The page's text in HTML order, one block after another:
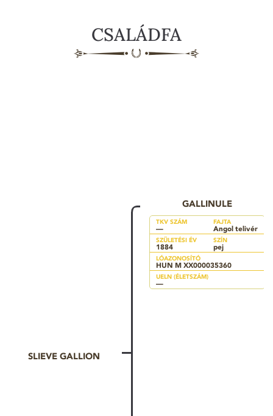
CSALÁDFA
SLIEVE GALLION
GALLINULE
TKV SZÁM
—
FAJTA
Angol telivér
SZÜLETÉSI ÉV
1884
SZÍN
pej
LÓAZONOSÍTÓ
HUN M XX000035360
UELN (ÉLETSZÁM)
—